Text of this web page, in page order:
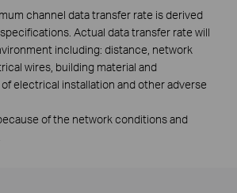
channel data transfer rate is derived
Actual data transfer rate will
including: distance, network
wires, building material and
electrical installation and other adverse
of the network conditions and